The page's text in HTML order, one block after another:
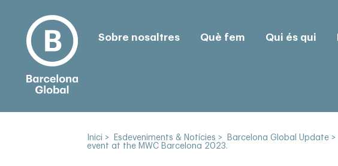
Sobre nosaltres Què fem Qui és qui
Inici > Esdeveniments & Notícies > Barcelona Global Update >
event at the MWC Barcelona 2023.